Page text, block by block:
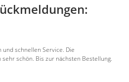
schnellen Service. Die
schön. Bis zur nächsten Bestellung.